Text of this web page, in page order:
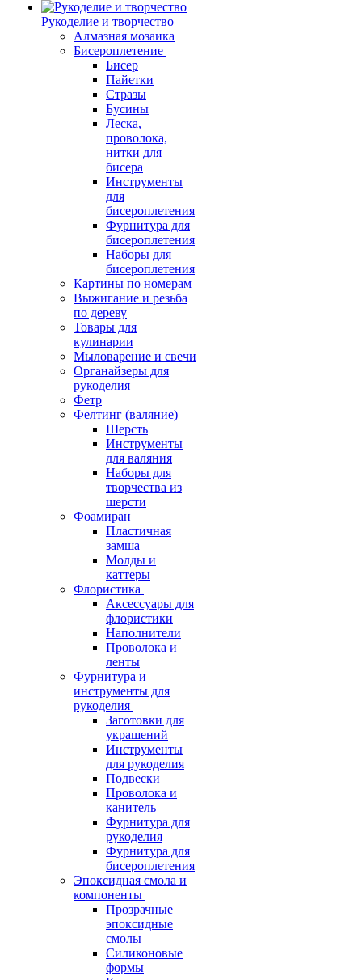
Рукоделие и творчество
Алмазная мозаика
Бисероплетение
Бисер
Пайетки
Стразы
Бусины
Леска,
проволока,
нитки для
бисера
Инструменты
для
бисероплетения
Фурнитура для
бисероплетения
Наборы для
бисероплетения
Картины по номерам
Выжигание и резьба
по дереву
Товары для
кулинарии
Мыловарение и свечи
Органайзеры для
рукоделия
Фетр
Фелтинг (валяние)
Шерсть
Инструменты
для валяния
Наборы для
творчества из
шерсти
Фоамиран
Пластичная
замша
Молды и
каттеры
Флористика
Аксессуары для
флористики
Наполнители
Проволока и
ленты
Фурнитура и
инструменты для
рукоделия
Заготовки для
украшений
Инструменты
для рукоделия
Подвески
Проволока и
канитель
Фурнитура для
рукоделия
Фурнитура для
бисероплетения
Эпоксидная смола и
компоненты
Прозрачные
эпоксидные
смолы
Силиконовые
формы